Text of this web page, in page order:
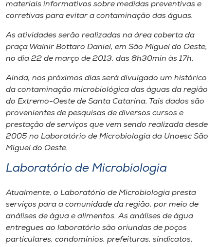
Museu
Unoesc
Store
Selecione
o idioma
A+
A-
materiais informativos sobre medidas preventivas e
corretivas para evitar a contaminação das águas.
As atividades serão realizadas na área coberta da
praça Walnir Bottaro Daniel, em São Miguel do Oeste,
no dia 22 de março de 2013, das 8h30min às 17h.
Ainda, nos próximos dias será divulgado um histórico
da contaminação microbiológica das águas da região
do Extremo-Oeste de Santa Catarina. Tais dados são
provenientes de pesquisas de diversos cursos e
prestação de serviços que vem sendo realizada desde
2005 no Laboratório de Microbiologia da Unoesc São
Miguel do Oeste.
Laboratório de Microbiologia
Atualmente, o Laboratório de Microbiologia presta
serviços para a comunidade da região, por meio de
análises de água e alimentos. As análises de água
entregues ao laboratório são oriundas de poços
particulares, condomínios, prefeituras, sindicatos,